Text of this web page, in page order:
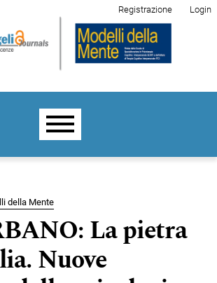
di navigazione
del sito
lingua corrente è: Registrazione Login
della Mente
La pietra
Nuove